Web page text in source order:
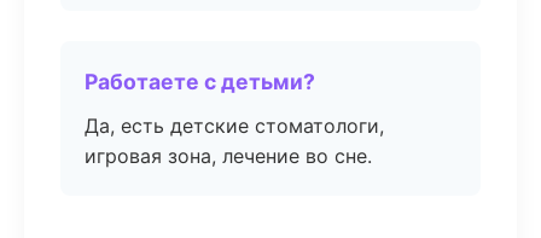
Работаете с детьми?
Да, есть детские стоматологи,
игровая зона, лечение во сне.